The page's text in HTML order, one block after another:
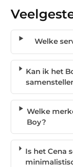
Welke
Kan ik het
Welke
Boy?
Is het Cena